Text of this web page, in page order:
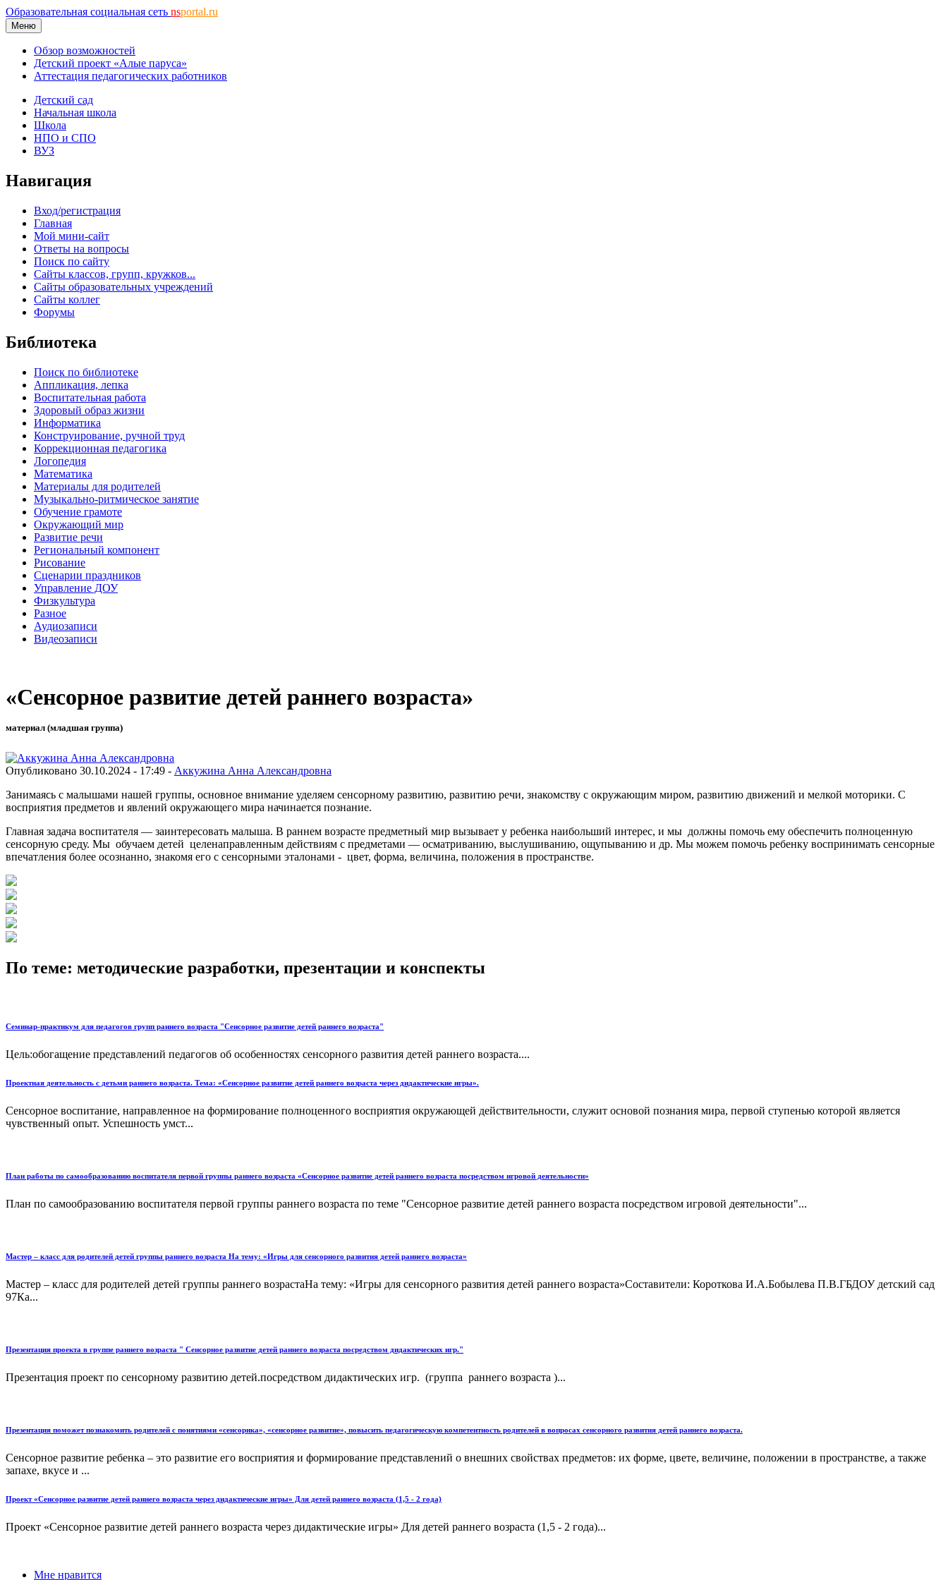
Образовательная социальная сеть nsportal.ru
Меню
Обзор возможностей
Детский проект «Алые паруса»
Аттестация педагогических работников
Детский сад
Начальная школа
Школа
НПО и СПО
ВУЗ
Навигация
Вход/регистрация
Главная
Мой мини-сайт
Ответы на вопросы
Поиск по сайту
Сайты классов, групп, кружков...
Сайты образовательных учреждений
Сайты коллег
Форумы
Библиотека
Поиск по библиотеке
Аппликация, лепка
Воспитательная работа
Здоровый образ жизни
Информатика
Конструирование, ручной труд
Коррекционная педагогика
Логопедия
Математика
Материалы для родителей
Музыкально-ритмическое занятие
Обучение грамоте
Окружающий мир
Развитие речи
Региональный компонент
Рисование
Сценарии праздников
Управление ДОУ
Физкультура
Разное
Аудиозаписи
Видеозаписи
«Сенсорное развитие детей раннего возраста»
материал (младшая группа)
Опубликовано 30.10.2024 - 17:49 - Аккужина Анна Александровна
Занимаясь с малышами нашей группы, основное внимание уделяем сенсорному развитию, развитию речи, знакомству с окружающим миром, развитию движений и мелкой моторики. С
восприятия предметов и явлений окружающего мира начинается познание.
Главная задача воспитателя — заинтересовать малыша. В раннем возрасте предметный мир вызывает у ребенка наибольший интерес, и мы должны помочь ему обеспечить полноценную
сенсорную среду. Мы обучаем детей целенаправленным действиям с предметами — осматриванию, выслушиванию, ощупыванию и др. Мы можем помочь ребенку воспринимать сенсорные
впечатления более осознанно, знакомя его с сенсорными эталонами - цвет, форма, величина, положения в пространстве.
По теме: методические разработки, презентации и конспекты
Семинар-практикум для педагогов групп раннего возраста "Сенсорное развитие детей раннего возраста"
Цель:обогащение представлений педагогов об особенностях сенсорного развития детей раннего возраста....
Проектная деятельность с детьми раннего возраста. Тема: «Сенсорное развитие детей раннего возраста через дидактические игры».
Сенсорное воспитание, направленное на формирование полноценного восприятия окружающей действительности, служит основой познания мира, первой ступенью которой является
чувственный опыт. Успешность умст...
План работы по самообразованию воспитателя первой группы раннего возраста «Сенсорное развитие детей раннего возраста посредством игровой деятельности»
План по самообразованию воспитателя первой группы раннего возраста по теме "Сенсорное развитие детей раннего возраста посредством игровой деятельности"...
Мастер – класс для родителей детей группы раннего возраста На тему: «Игры для сенсорного развития детей раннего возраста»
Мастер – класс для родителей детей группы раннего возрастаНа тему: «Игры для сенсорного развития детей раннего возраста»Составители: Короткова И.А.Бобылева П.В.ГБДОУ детский сад
97Ка...
Презентация проекта в группе раннего возраста " Сенсорное развитие детей раннего возраста посредством дидактических игр."
Презентация проект по сенсорному развитию детей.посредством дидактических игр. (группа раннего возраста )...
Презентация поможет познакомить родителей с понятиями «сенсорика», «сенсорное развитие», повысить педагогическую компетентность родителей в вопросах сенсорного развития детей раннего возраста.
Сенсорное развитие ребенка – это развитие его восприятия и формирование представлений о внешних свойствах предметов: их форме, цвете, величине, положении в пространстве, а также
запахе, вкусе и ...
Проект «Сенсорное развитие детей раннего возраста через дидактические игры» Для детей раннего возраста (1,5 - 2 года)
Проект «Сенсорное развитие детей раннего возраста через дидактические игры» Для детей раннего возраста (1,5 - 2 года)...
Мне нравится